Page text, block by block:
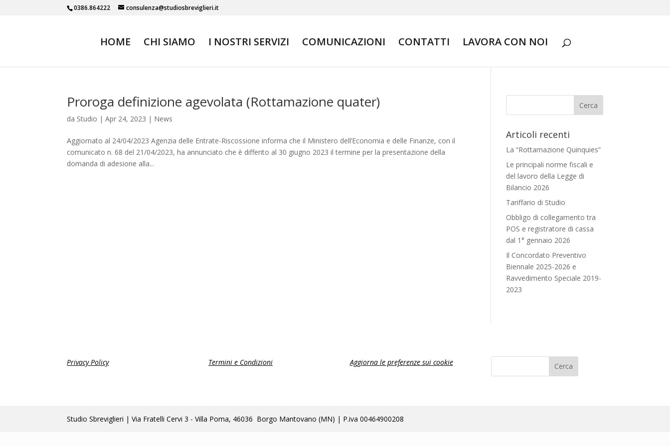
0386.864222 consulenza@studiosbreviglieri.it
HOME CHI SIAMO I NOSTRI SERVIZI COMUNICAZIONI CONTATTI LAVORA CON NOI
Proroga definizione agevolata (Rottamazione quater)
da Studio |Apr 24, 2023 | News
Aggiornato al 24/04/2023 Agenzia delle Entrate-Riscossione informa che il Ministero dell’Economia e delle Finanze, con il
comunicato n. 68 del 21/04/2023, ha annunciato che è differito al 30 giugno 2023 il termine per la presentazione della
domanda di adesione alla...
Articoli recenti
La “Rottamazione Quinquies”
Le principali norme fiscali e
del lavoro della Legge di
Bilancio 2026
Tariffario di Studio
Obbligo di collegamento tra
POS e registratore di cassa
dal 1° gennaio 2026
Il Concordato Preventivo
Biennale 2025-2026 e
Ravvedimento Speciale 2019-
2023
Privacy Policy Termini e Condizioni Aggiorna le preferenze sui cookie
Studio Sbreviglieri | Via Fratelli Cervi 3 - Villa Poma, 46036 Borgo Mantovano (MN) | P.iva 00464900208